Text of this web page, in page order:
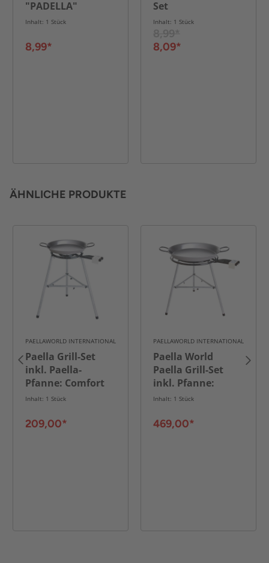
"PADELLA"
Inhalt: 1 Stück
8,99*
Set
Inhalt: 1 Stück
8,09*
ÄHNLICHE PRODUKTE
PAELLAWORLD INTERNATIONAL
Paella Grill-Set
inkl. Paella-
Pfanne: Comfort
Line 1 - Für
bzw. den Single-
Inhalt: 1 Stück
209,00*
PAELLAWORLD INTERNATIONAL
Paella World
Paella Grill-Set
inkl. Pfanne:
Comfort Line 5
Partyservice
Inhalt: 1 Stück
469,00*